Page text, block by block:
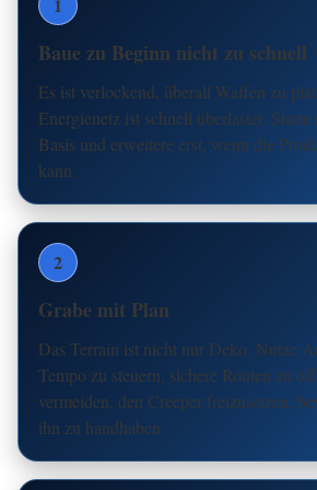
Baue zu Beginn nicht zu schnell
Es ist verlockend, überall Waffen zu
Energienetz ist schnell überlastet.
Basis und erweitere erst, wenn die
kann.
2
Grabe mit Plan
Das Terrain ist nicht nur Deko. Nutze
Tempo zu steuern, sichere Routen zu
vermeiden, den Creeper freizusetzen,
ihn zu handhaben.